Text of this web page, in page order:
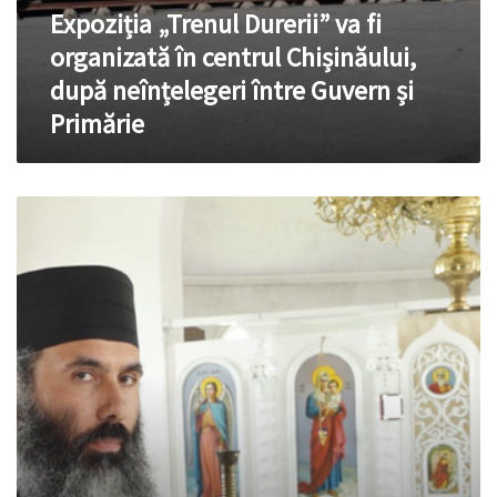
Expoziția „Trenul Durerii” va fi
organizată în centrul Chișinăului,
după neînțelegeri între Guvern și
Primărie
Râșcani
subordonată
Moscovei
și
trece
la
Patriarhia
Română